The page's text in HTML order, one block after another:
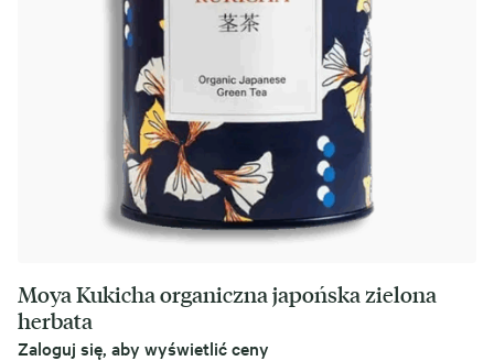
Moya Kukicha organiczna japońska zielona
herbata
Zaloguj się, aby wyświetlić ceny